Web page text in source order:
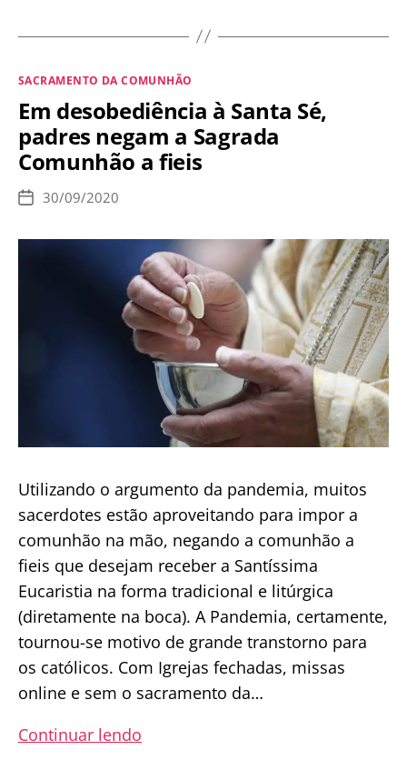
e
Comunhão
na
visão
de
Categorias
SACRAMENTO DA COMUNHÃO
Em desobediência à Santa Sé,
padres negam a Sagrada
Comunhão a fieis
Data
publicação
30/09/2020
Utilizando o argumento da pandemia, muitos
sacerdotes estão aproveitando para impor a
comunhão na mão, negando a comunhão a
fieis que desejam receber a Santíssima
Eucaristia na forma tradicional e litúrgica
(diretamente na boca). A Pandemia, certamente,
tournou-se motivo de grande transtorno para
os católicos. Com Igrejas fechadas, missas
online e sem o sacramento da…
Continuar lendo